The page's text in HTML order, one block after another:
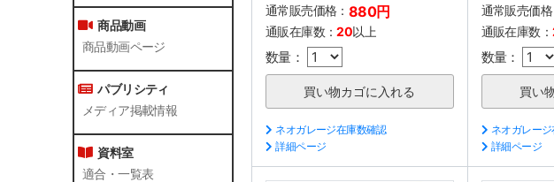
商品動画
商品動画ページ
パブリシティ
メディア掲載情報
資料室
適合・一覧表
通常販売価格： 880円
通販在庫数：20以上
数量：
ネオガレージ在庫数確認
詳細ページ
通常販売価
通販在庫数：
数量：
ネオガレー
詳細ページ